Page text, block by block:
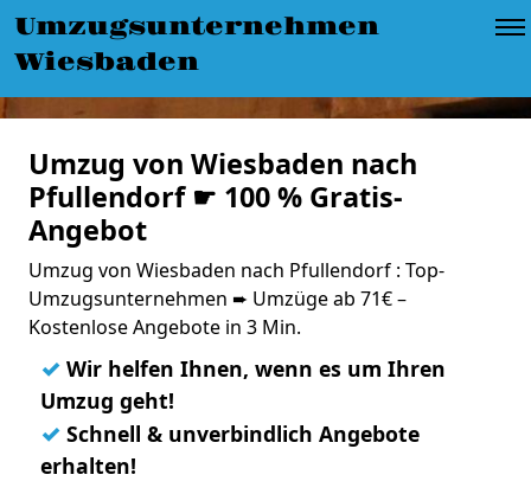
Umzugsunternehmen
Wiesbaden
Umzug von Wiesbaden nach
Pfullendorf ☛ 100 % Gratis-
Angebot
Umzug von Wiesbaden nach Pfullendorf : Top-
Umzugsunternehmen ➨ Umzüge ab 71€ –
Kostenlose Angebote in 3 Min.
✓ Wir helfen Ihnen, wenn es um Ihren
Umzug geht!
✓ Schnell & unverbindlich Angebote
erhalten!